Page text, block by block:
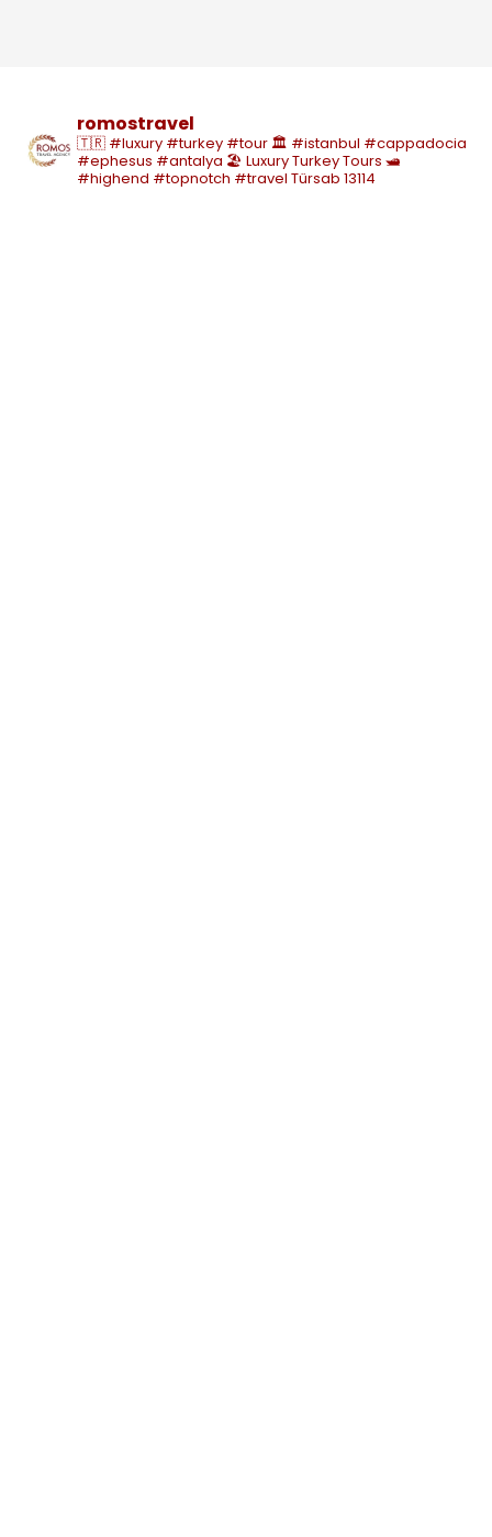
romostravel
🇹🇷 #luxury #turkey #tour 🏛️ #istanbul #cappadocia
#ephesus #antalya 🏖️ Luxury Turkey Tours 🛥️
#highend #topnotch #travel Türsab 13114